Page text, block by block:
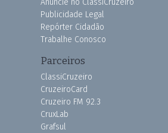
Publicidade Legal
Repórter Cidadão
Trabalhe Conosco
Parceiros
ClassiCruzeiro
CruzeiroCard
Cruzeiro FM 92.3
CruxLab
Grafsul